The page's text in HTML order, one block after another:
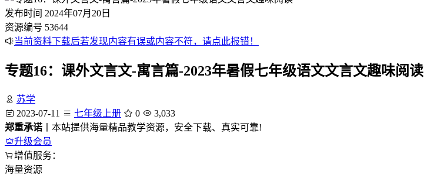
发布时间 2024年07月20日
资源编号 53644
当前资料下载后若发现内容有误或内容不符，请点此报错！
专题16：课外文言文-寓言篇-2023年暑假七年级语文文言文趣味阅读
苏学
2023-07-11
七年级上册 0
3,033
郑重承诺 丨本站提供海量精品教学资源，安全下载、真实可靠!
升级会员
增值服务：
海量资源